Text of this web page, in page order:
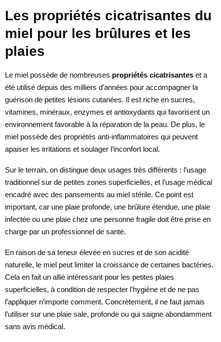
Les propriétés cicatrisantes du
miel pour les brûlures et les
plaies
Le miel possède de nombreuses propriétés cicatrisantes et a
été utilisé depuis des milliers d’années pour accompagner la
guérison de petites lésions cutanées. Il est riche en sucres,
vitamines, minéraux, enzymes et antioxydants qui favorisent un
environnement favorable à la réparation de la peau. De plus, le
miel possède des propriétés anti-inflammatoires qui peuvent
apaiser les irritations et soulager l’inconfort local.
Sur le terrain, on distingue deux usages très différents : l’usage
traditionnel sur de petites zones superficielles, et l’usage médical
encadré avec des pansements au miel stérile. Ce point est
important, car une plaie profonde, une brûlure étendue, une plaie
infectée ou une plaie chez une personne fragile doit être prise en
charge par un professionnel de santé.
En raison de sa teneur élevée en sucres et de son acidité
naturelle, le miel peut limiter la croissance de certaines bactéries.
Cela en fait un allié intéressant pour les petites plaies
superficielles, à condition de respecter l’hygiène et de ne pas
l’appliquer n’importe comment. Concrètement, il ne faut jamais
l’utiliser sur une plaie sale, profonde ou qui saigne abondamment
sans avis médical.